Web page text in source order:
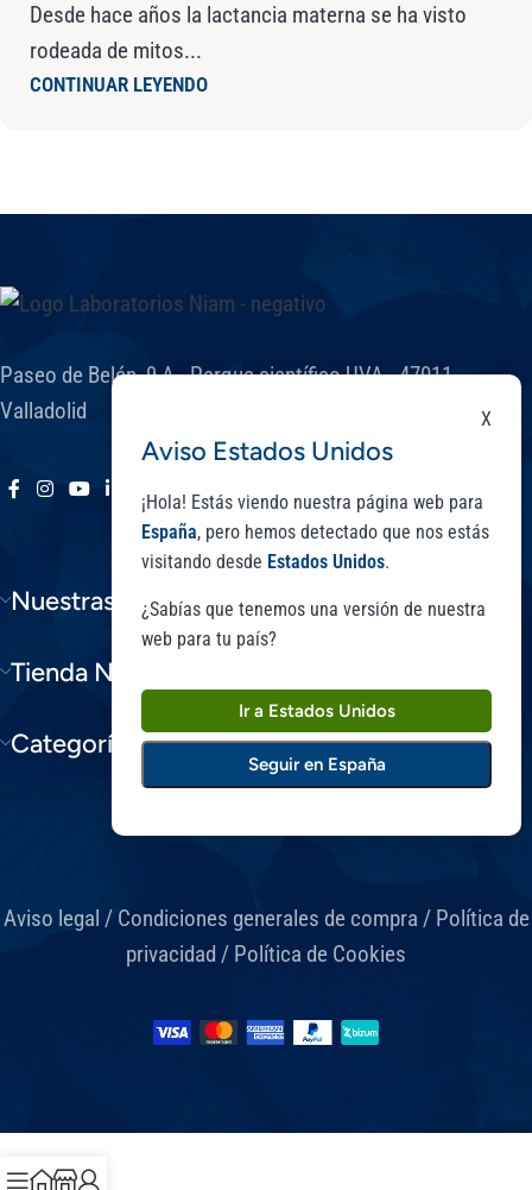
Desde hace años la lactancia materna se ha visto
rodeada de mitos...
CONTINUAR LEYENDO
Paseo de Belén, 9 A - Parque científico UVA. 47011 -
Valladolid
Nuestras Gamas
Tienda Niam
Categorías Blog
Aviso legal / Condiciones generales de compra / Política de
privacidad / Política de Cookies
X
Aviso Estados Unidos
¡Hola! Estás viendo nuestra página web para
España, pero hemos detectado que nos estás
visitando desde Estados Unidos.
¿Sabías que tenemos una versión de nuestra
web para tu país?
Ir a Estados Unidos
Seguir en España